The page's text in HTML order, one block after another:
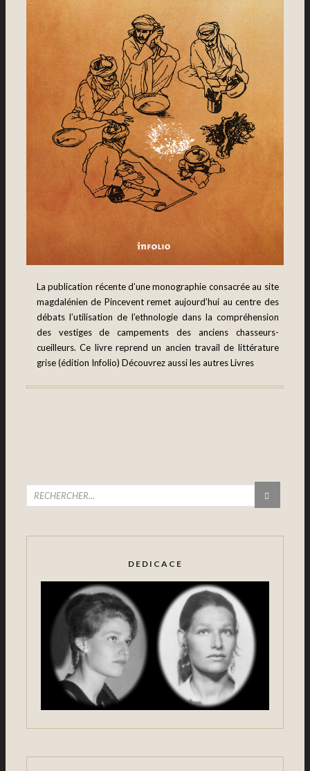
La publication récente d’une monographie consacrée au site
magdalénien de Pincevent remet aujourd’hui au centre des
débats l’utilisation de l’ethnologie dans la compréhension
des vestiges de campements des anciens chasseurs-
cueilleurs. Ce livre reprend un ancien travail de littérature
grise (édition Infolio) Découvrez aussi les autres Livres
DEDICACE